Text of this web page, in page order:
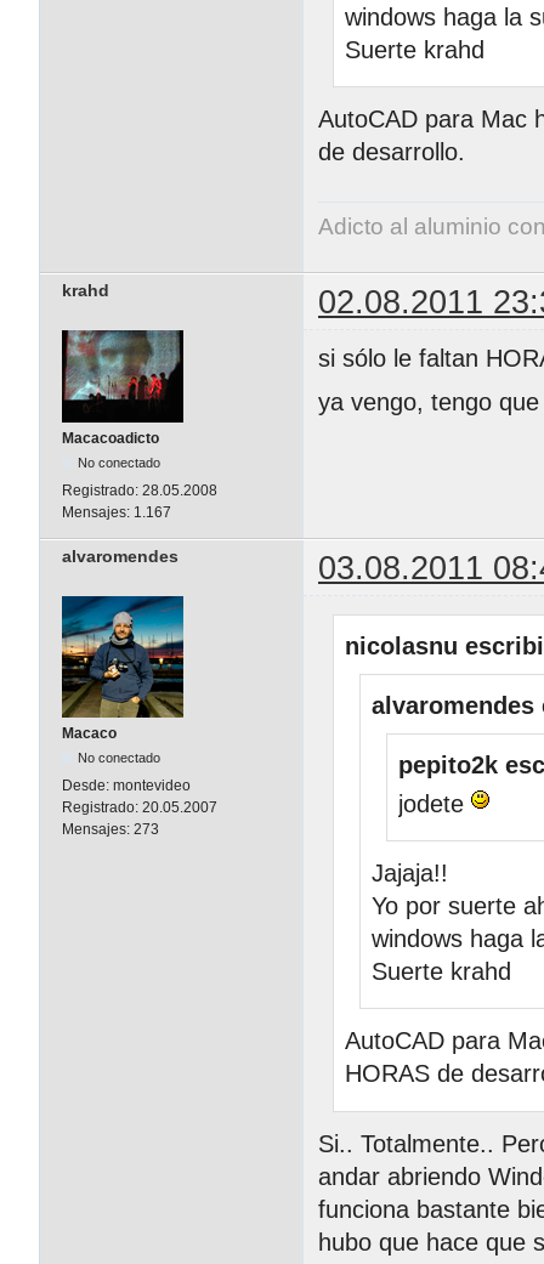
windows haga la
Suerte krahd
AutoCAD para Mac
de desarrollo.
Adicto al aluminio
krahd 02.08.2011
Macacoadicto
No conectado
Registrado: 28.05.2008
Mensajes: 1.167
si sólo le faltan
ya vengo, tengo
alvaromendes 03.08.2011
Macaco
No conectado
Desde: montevideo
Registrado: 20.05.2007
Mensajes: 273
nicolasnu
pepito2k
jodete
Jajaja!!
Yo por suerte
windows haga
Suerte krahd
AutoCAD para
HORAS de
Si.. Totalmente..
andar abriendo
funciona bastante
hubo que hace que